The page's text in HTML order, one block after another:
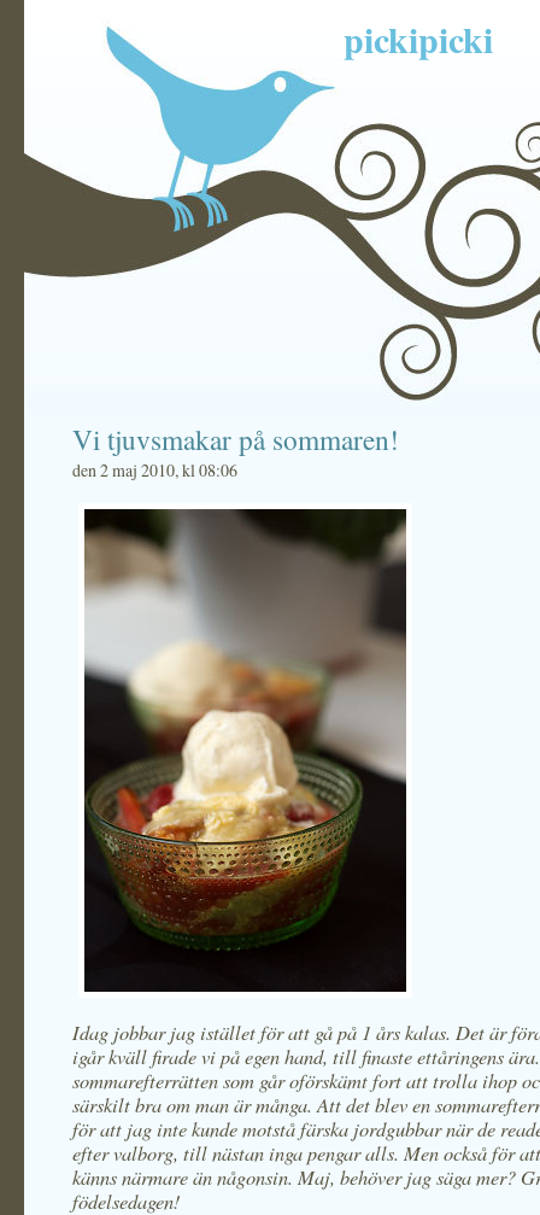
pickipicki
Vi tjuvsmakar på sommaren!
den 2 maj 2010, kl 08:06
Idag jobbar jag istället för att gå på 1 års kalas. Det är
igår kväll firade vi på egen hand, till finaste ettåringens
sommarefterrätten som går oförskämt fort att trolla ihop
särskilt bra om man är många. Att det blev en
för att jag inte kunde motstå färska jordgubbar när de
efter valborg, till nästan inga pengar alls. Men också för
känns närmare än någonsin. Maj, behöver jag säga mer?
födelsedagen!